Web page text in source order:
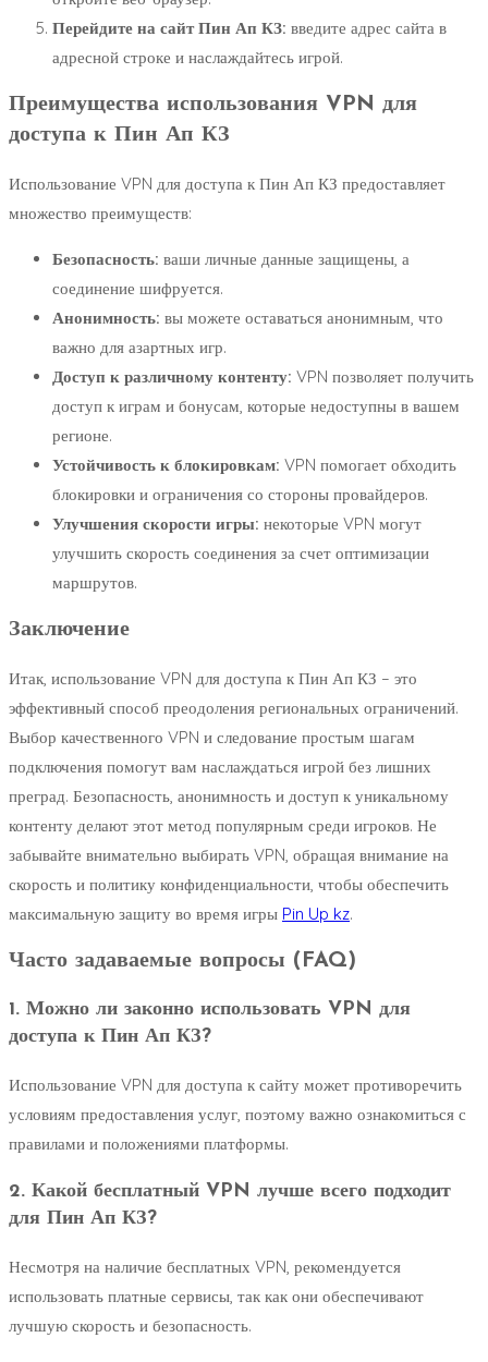
Перейдите на сайт Пин Ап КЗ: введите адрес сайта в
адресной строке и наслаждайтесь игрой.
Преимущества использования VPN для
доступа к Пин Ап КЗ
Использование VPN для доступа к Пин Ап КЗ предоставляет
множество преимуществ:
Безопасность: ваши личные данные защищены, а
соединение шифруется.
Анонимность: вы можете оставаться анонимным, что
важно для азартных игр.
Доступ к различному контенту: VPN позволяет получить
доступ к играм и бонусам, которые недоступны в вашем
регионе.
Устойчивость к блокировкам: VPN помогает обходить
блокировки и ограничения со стороны провайдеров.
Улучшения скорости игры: некоторые VPN могут
улучшить скорость соединения за счет оптимизации
маршрутов.
Заключение
Итак, использование VPN для доступа к Пин Ап КЗ – это
эффективный способ преодоления региональных ограничений.
Выбор качественного VPN и следование простым шагам
подключения помогут вам наслаждаться игрой без лишних
преград. Безопасность, анонимность и доступ к уникальному
контенту делают этот метод популярным среди игроков. Не
забывайте внимательно выбирать VPN, обращая внимание на
скорость и политику конфиденциальности, чтобы обеспечить
максимальную защиту во время игры Pin Up kz.
Часто задаваемые вопросы (FAQ)
1. Можно ли законно использовать VPN для
доступа к Пин Ап КЗ?
Использование VPN для доступа к сайту может противоречить
условиям предоставления услуг, поэтому важно ознакомиться с
правилами и положениями платформы.
2. Какой бесплатный VPN лучше всего подходит
для Пин Ап КЗ?
Несмотря на наличие бесплатных VPN, рекомендуется
использовать платные сервисы, так как они обеспечивают
лучшую скорость и безопасность.